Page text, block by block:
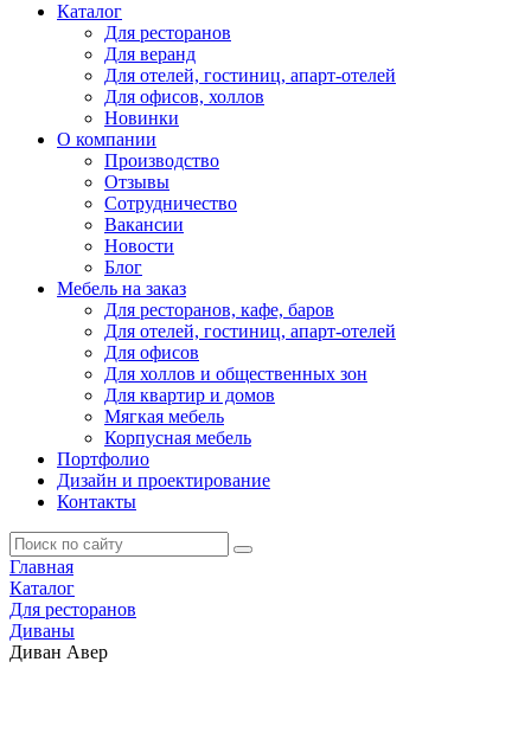
Каталог
Для ресторанов
Для веранд
Для отелей, гостиниц, апарт-отелей
Для офисов, холлов
Новинки
О компании
Производство
Отзывы
Сотрудничество
Вакансии
Новости
Блог
Мебель на заказ
Для ресторанов, кафе, баров
Для отелей, гостиниц, апарт-отелей
Для офисов
Для холлов и общественных зон
Для квартир и домов
Мягкая мебель
Корпусная мебель
Портфолио
Дизайн и проектирование
Контакты
Главная
Каталог
Для ресторанов
Диваны
Диван Авер